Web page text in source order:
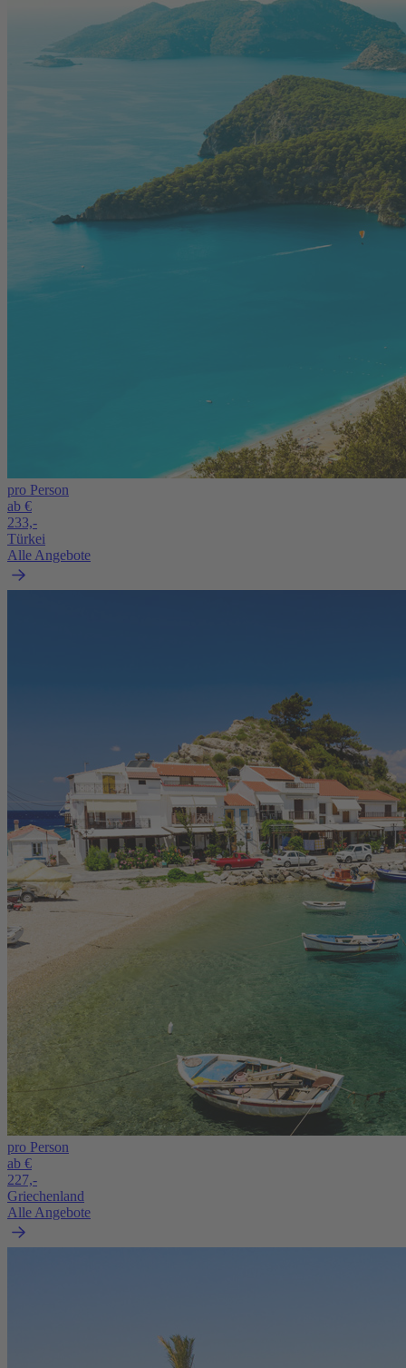
pro Person
ab €
233,-
Türkei
Alle Angebote
pro Person
ab €
227,-
Griechenland
Alle Angebote